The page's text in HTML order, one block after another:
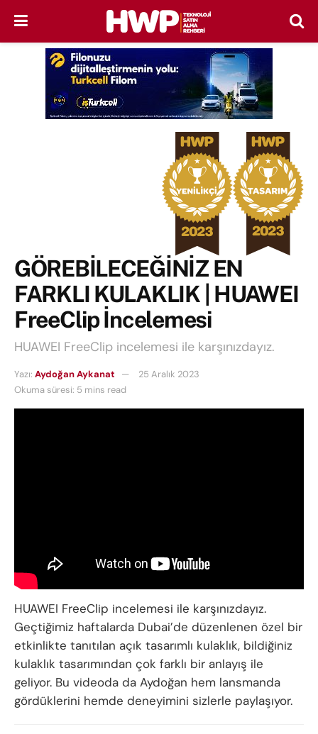
GÖREBİLECEĞİNİZ EN
FARKLI KULAKLIK | HUAWEI
FreeClip İncelemesi
HUAWEI FreeClip incelemesi ile karşınızdayız.
Yazı: Aydoğan Aykanat
25 Aralık 2023
Okuma süresi: 5 mins read
HUAWEI FreeClip incelemesi ile karşınızdayız.
Geçtiğimiz haftalarda Dubai’de düzenlenen özel bir
etkinlikte tanıtılan açık tasarımlı kulaklık, bildiğiniz
kulaklık tasarımından çok farklı bir anlayış ile
geliyor. Bu videoda da Aydoğan hem lansmanda
gördüklerini hemde deneyimini sizlerle paylaşıyor.